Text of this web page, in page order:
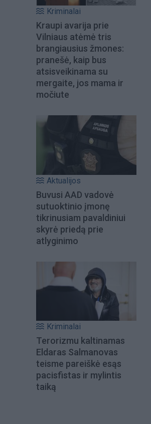
Kriminalai
Kraupi avarija prie
Vilniaus atėmė tris
brangiausius žmones:
pranešė, kaip bus
atsisveikinama su
mergaite, jos mama ir
močiute
Aktualijos
Buvusi AAD vadovė
sutuoktinio įmonę
tikrinusiam pavaldiniui
skyrė priedą prie
atlyginimo
Kriminalai
Terorizmu kaltinamas
Eldaras Salmanovas
teisme pareiškė esąs
pacisfistas ir mylintis
taiką